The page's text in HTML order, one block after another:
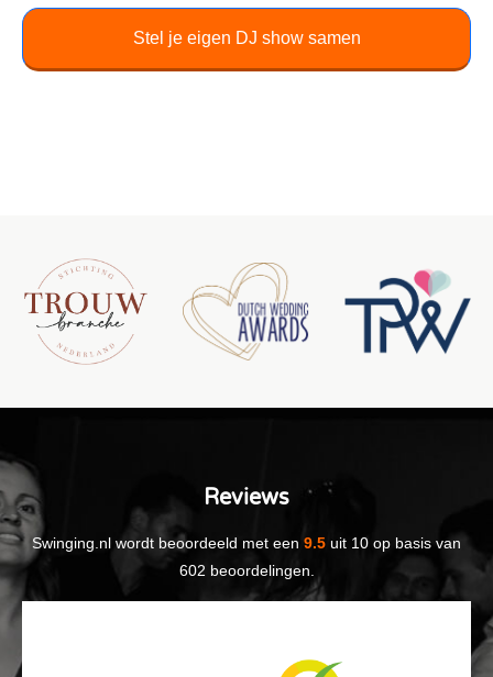
Stel je eigen DJ show samen
Reviews
Swinging.nl wordt beoordeeld met een 9.5 uit 10 op basis van
602 beoordelingen.